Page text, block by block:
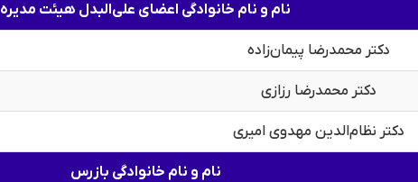
نام و نام خانوادگی اعضای علی‌البدل هیئت مدیره
دکتر محمدرضا پیمان‌زاده
دکتر محمدرضا رزازی
دکتر نظام‌الدین مهدوی امیری
نام و نام خانوادگی بازرس